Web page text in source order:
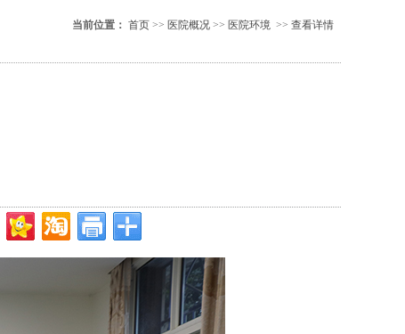
当前位置： 首页 >> 医院概况 >> 医院环境 >> 查看详情